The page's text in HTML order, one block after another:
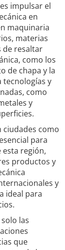
impulsar el
en
maquinaria
materias
de resaltar
como los
de chapa y la
tecnologías y
como
y
ciudades como
para
esta región,
productos y
y
ideal para
las
que